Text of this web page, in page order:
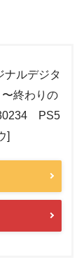
ナルデジタ
終わりの
PS5
]